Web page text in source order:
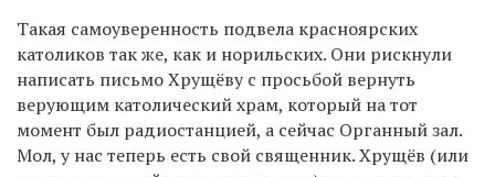
Такая самоуверенность подвела красноярских
католиков так же, как и норильских. Они рискнули
написать письмо Хрущёву с просьбой вернуть
верующим католический храм, который на тот
момент был радиостанцией, а сейчас Органный зал.
Мол, у нас теперь есть свой священник. Хрущёв (или